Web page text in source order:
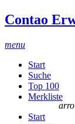
Contao
menu
Start
Suche
Top 100
Merkliste
Start